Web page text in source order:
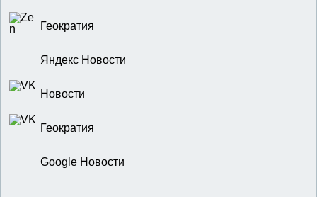
Геократия
Яндекс Новости
Новости
Геократия
Google Новости